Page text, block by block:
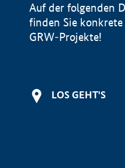
Auf der folgenden
finden Sie
GRW-Projekte!
LOS GEHT'S